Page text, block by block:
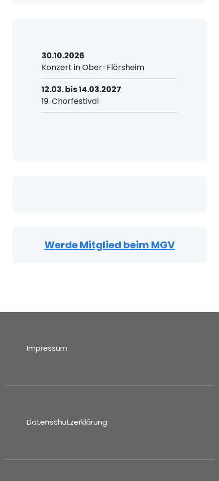
30.10.2026
Konzert in Ober-Flörsheim
12.03. bis 14.03.2027
19. Chorfestival
Werde Mitglied beim MGV
Impressum
Datenschutzerklärung